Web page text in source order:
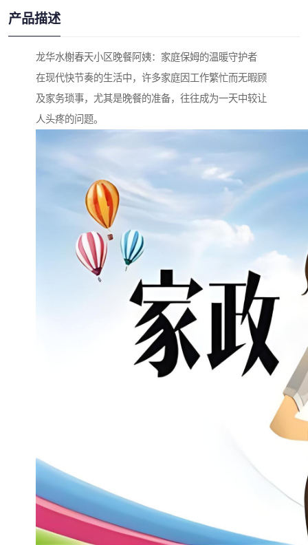
产品描述
龙华水榭春天小区晚餐阿姨：家庭保姆的温暖守护者
在现代快节奏的生活中，许多家庭因工作繁忙而无暇顾
及家务琐事，尤其是晚餐的准备，往往成为一天中较让
人头疼的问题。